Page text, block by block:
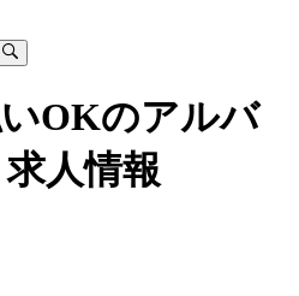
OKのアルバ
人情報